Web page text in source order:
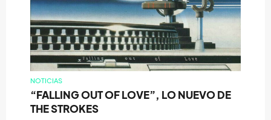
NOTICIAS
“FALLING OUT OF LOVE”, LO NUEVO DE
THE STROKES